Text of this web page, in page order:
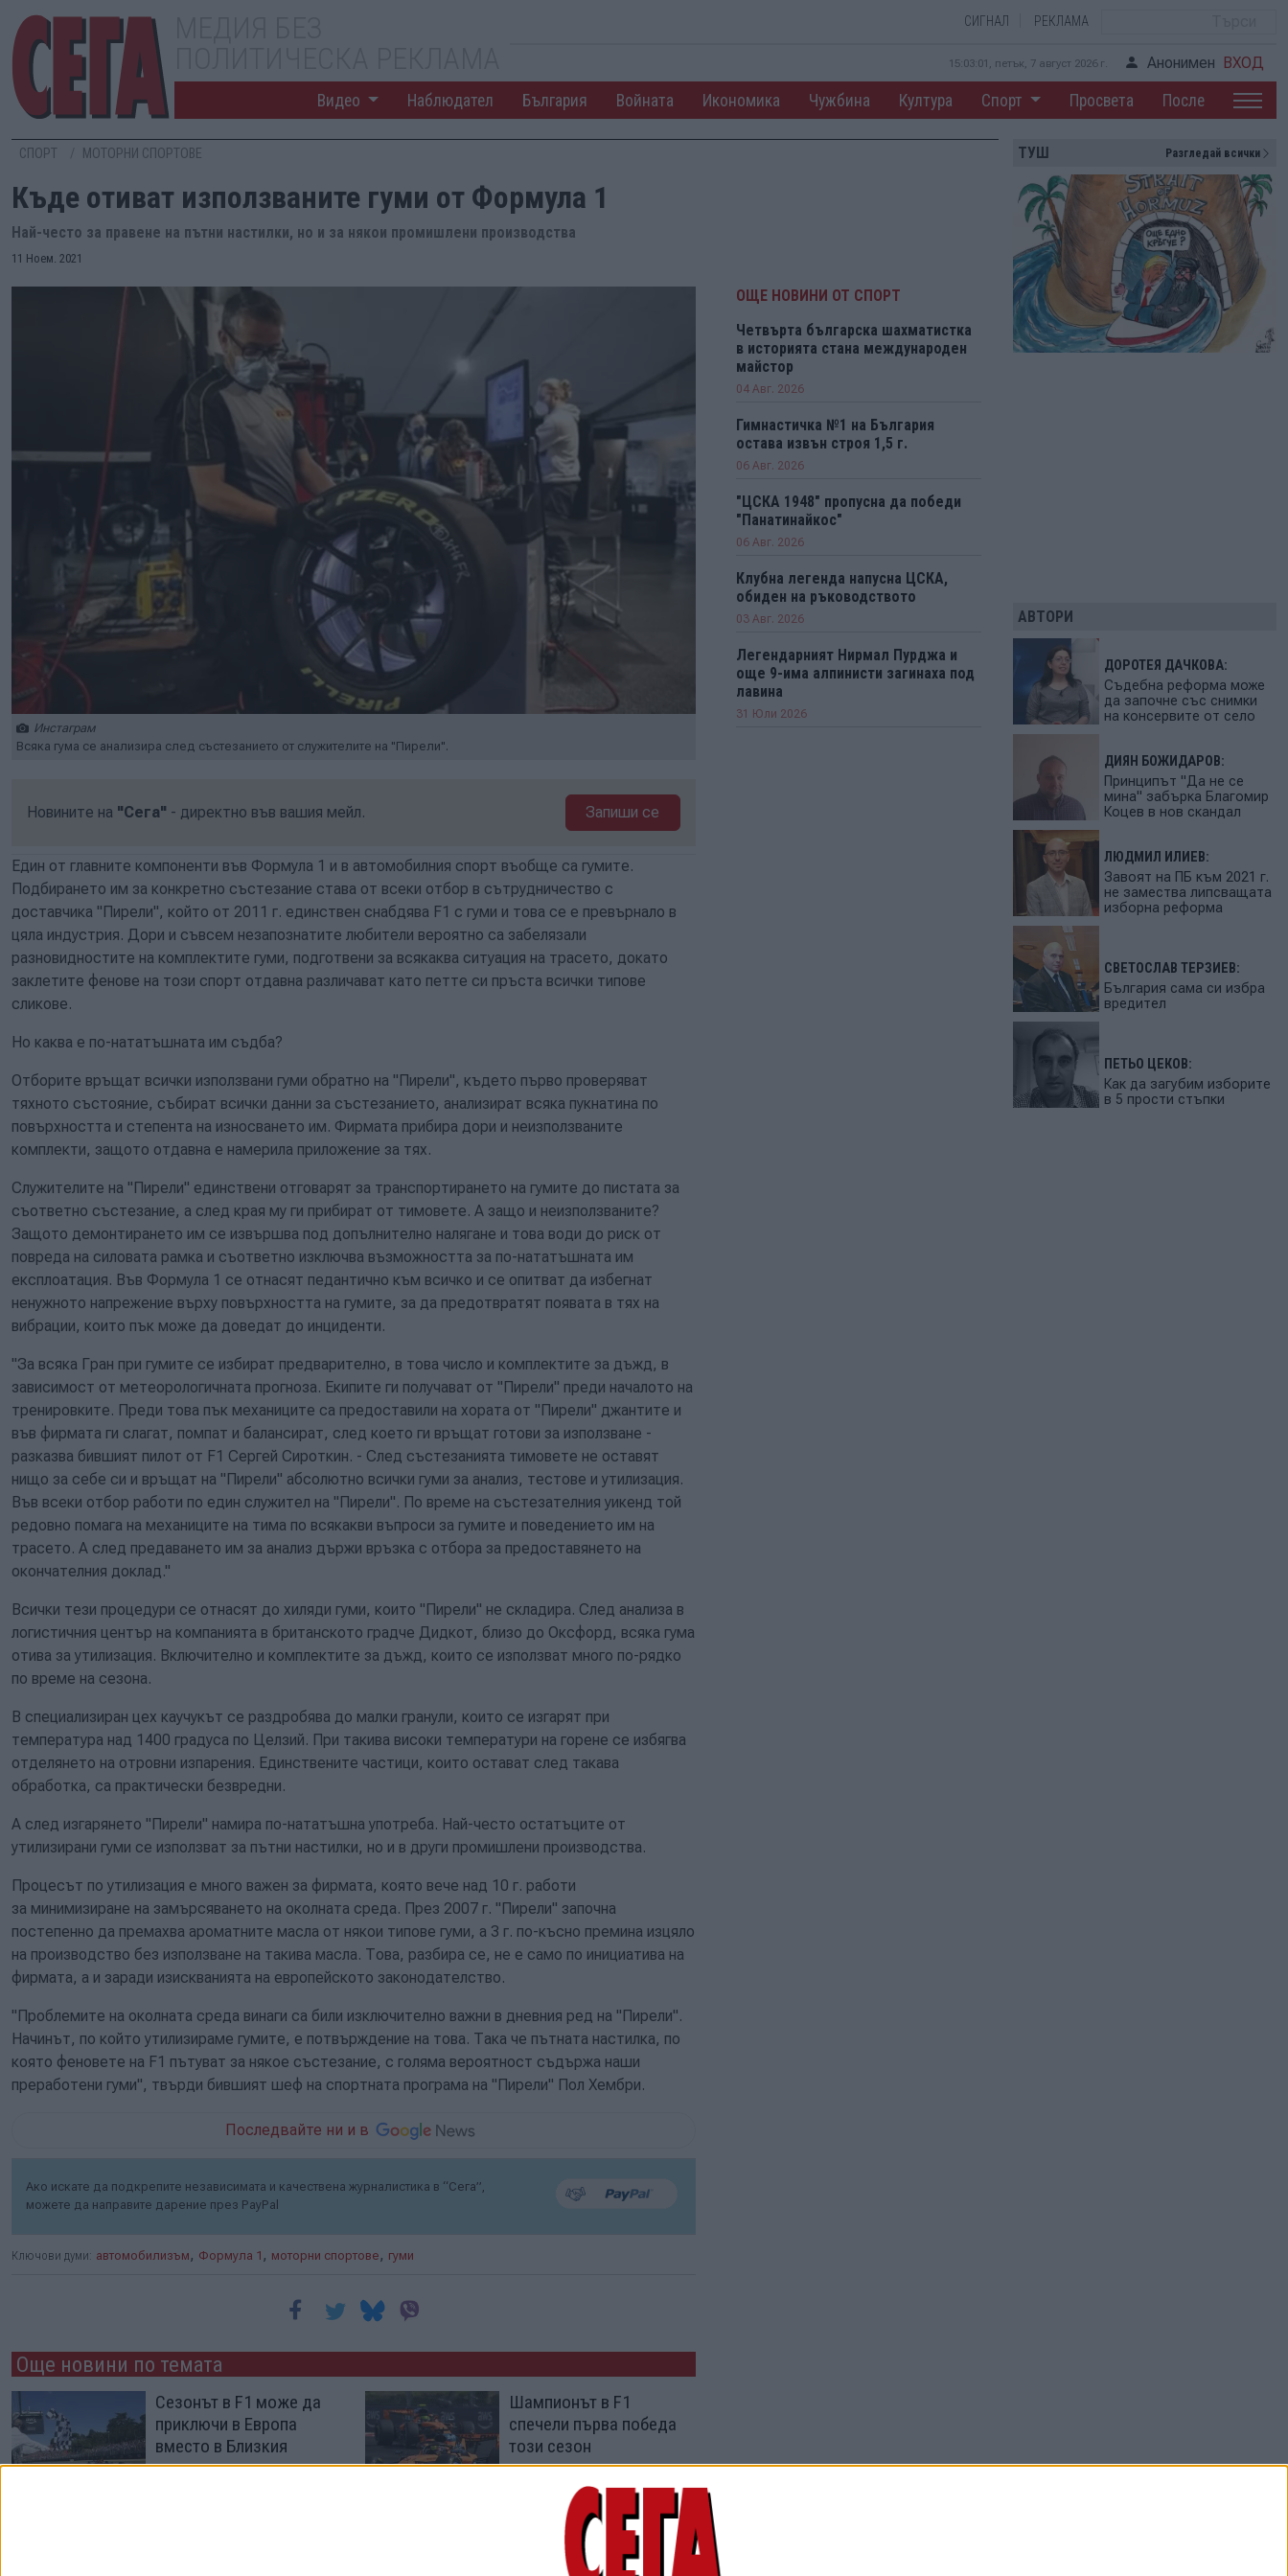
СИГНАЛ РЕКЛАМА
15:03:02, петък, 7 август 2026 г. Анонимен ВХОД
Видео Наблюдател България Войната Икономика Чужбина Култура Спорт Просвета После
СПОРТ МОТОРНИ СПОРТОВЕ
Къде отиват използваните гуми от Формула 1
Най-често за правене на пътни настилки, но и за някои промишлени производства
11 Ноем. 2021
Инстаграм
Всяка гума се анализира след състезанието от служителите на "Пирели".
Новините на "Сега" - директно във вашия мейл. Запиши се
Един от главните компоненти във Формула 1 и в автомобилния спорт въобще са гумите.
Подбирането им за конкретно състезание става от всеки отбор в сътрудничество с
доставчика "Пирели", който от 2011 г. единствен снабдява F1 с гуми и това се е превърнало в
цяла индустрия. Дори и съвсем незапознатите любители вероятно са забелязали
разновидностите на комплектите гуми, подготвени за всякаква ситуация на трасето, докато
заклетите фенове на този спорт отдавна различават като петте си пръста всички типове
сликове.
Но каква е по-нататъшната им съдба?
Отборите връщат всички използвани гуми обратно на "Пирели", където първо проверяват
тяхното състояние, събират всички данни за състезанието, анализират всяка пукнатина по
повърхността и степента на износването им. Фирмата прибира дори и неизползваните
комплекти, защото отдавна е намерила приложение за тях.
Служителите на "Пирели" единствени отговарят за транспортирането на гумите до пистата за
съответно състезание, а след края му ги прибират от тимовете. А защо и неизползваните?
Защото демонтирането им се извършва под допълнително налягане и това води до риск от
повреда на силовата рамка и съответно изключва възможността за по-нататъшната им
експлоатация. Във Формула 1 се отнасят педантично към всичко и се опитват да избегнат
ненужното напрежение върху повърхността на гумите, за да предотвратят появата в тях на
вибрации, които пък може да доведат до инциденти.
"За всяка Гран при гумите се избират предварително, в това число и комплектите за дъжд, в
зависимост от метеорологичната прогноза. Екипите ги получават от "Пирели" преди началото на
тренировките. Преди това пък механиците са предоставили на хората от "Пирели" джантите и
във фирмата ги слагат, помпат и балансират, след което ги връщат готови за използване -
разказва бившият пилот от F1 Сергей Сироткин. - След състезанията тимовете не оставят
нищо за себе си и връщат на "Пирели" абсолютно всички гуми за анализ, тестове и утилизация.
Във всеки отбор работи по един служител на "Пирели". По време на състезателния уикенд той
редовно помага на механиците на тима по всякакви въпроси за гумите и поведението им на
трасето. А след предаването им за анализ държи връзка с отбора за предоставянето на
окончателния доклад."
Всички тези процедури се отнасят до хиляди гуми, които "Пирели" не складира. След анализа в
логистичния център на компанията в британското градче Дидкот, близо до Оксфорд, всяка гума
отива за утилизация. Включително и комплектите за дъжд, които се използват много по-рядко
по време на сезона.
В специализиран цех каучукът се раздробява до малки гранули, които се изгарят при
температура над 1400 градуса по Целзий. При такива високи температури на горене се избягва
отделянето на отровни изпарения. Единствените частици, които остават след такава
обработка, са практически безвредни.
А след изгарянето "Пирели" намира по-нататъшна употреба. Най-често остатъците от
утилизирани гуми се използват за пътни настилки, но и в други промишлени производства.
Процесът по утилизация е много важен за фирмата, която вече над 10 г. работи
за минимизиране на замърсяването на околната среда. През 2007 г. "Пирели" започна
постепенно да премахва ароматните масла от някои типове гуми, а 3 г. по-късно премина изцяло
на производство без използване на такива масла. Това, разбира се, не е само по инициатива на
фирмата, а и заради изискванията на европейското законодателство.
"Проблемите на околната среда винаги са били изключително важни в дневния ред на "Пирели".
Начинът, по който утилизираме гумите, е потвърждение на това. Така че пътната настилка, по
която феновете на F1 пътуват за някое състезание, с голяма вероятност съдържа наши
преработени гуми", твърди бившият шеф на спортната програма на "Пирели" Пол Хембри.
Последвайте ни и в
Ако искате да подкрепите независимата и качествена журналистика в “Сега”,
можете да направите дарение през PayPal
Ключови думи: автомобилизъм , Формула 1 , моторни спортове , гуми
Още новини по темата
Сезонът в F1 може да
приключи в Европа
вместо в Близкия
изток
Шампионът в F1
спечели първа победа
този сезон
26 Юли 2026
Никола Цолов
ОЩЕ НОВИНИ ОТ СПОРТ
Четвърта българска шахматистка
в историята стана международен
майстор
04 Авг. 2026
Гимнастичка №1 на България
остава извън строя 1,5 г.
06 Авг. 2026
"ЦСКА 1948" пропусна да победи
"Панатинайкос"
06 Авг. 2026
Клубна легенда напусна ЦСКА,
обиден на ръководството
03 Авг. 2026
Легендарният Нирмал Пурджа и
още 9-има алпинисти загинаха под
лавина
31 Юли 2026
ТУШ Разгледай всички
АВТОРИ
ДОРОТЕЯ ДАЧКОВА:
Съдебна реформа може
да започне със снимки
на консервите от село
ДИЯН БОЖИДАРОВ:
Принципът "Да не се
мина" забърка Благомир
Коцев в нов скандал
ЛЮДМИЛ ИЛИЕВ:
Завоят на ПБ към 2021 г.
не замества липсващата
изборна реформа
СВЕТОСЛАВ ТЕРЗИЕВ:
България сама си избра
вредител
ПЕТЬО ЦЕКОВ:
Как да загубим изборите
в 5 прости стъпки